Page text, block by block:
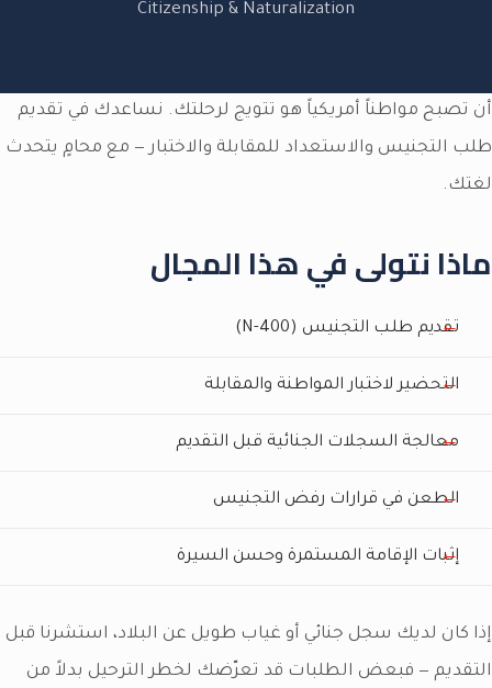
Citizenship & Naturalization
أن تصبح مواطناً أمريكياً هو تتويج لرحلتك. نساعدك في تقديم
طلب التجنيس والاستعداد للمقابلة والاختبار — مع محامٍ يتحدث
لغتك.
ماذا نتولى في هذا المجال
تقديم طلب التجنيس (N-400)
التحضير لاختبار المواطنة والمقابلة
معالجة السجلات الجنائية قبل التقديم
الطعن في قرارات رفض التجنيس
إثبات الإقامة المستمرة وحسن السيرة
إذا كان لديك سجل جنائي أو غياب طويل عن البلاد، استشرنا قبل
التقديم — فبعض الطلبات قد تعرّضك لخطر الترحيل بدلاً من